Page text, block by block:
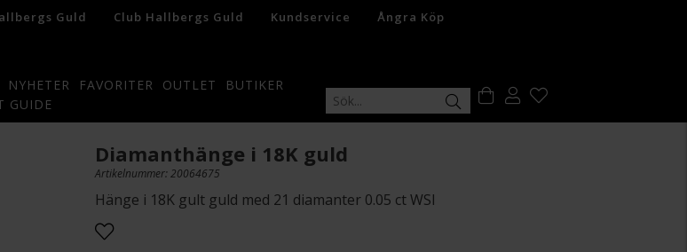
Guld Club Hallbergs Guld Kundservice Ångra Köp
NYHETER FAVORITER OUTLET
BUTIKER
GUIDE
Diamanthänge i 18K guld
Artikelnummer: 20064675
Hänge i 18K gult guld med 21 diamanter 0.05 ct WSI